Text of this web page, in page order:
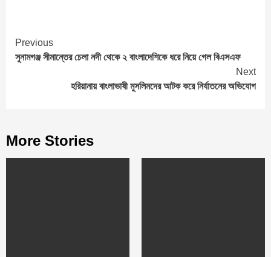
Continue
Reading
Previous
সুনামগঞ্জ সীমান্তের চেলা নদী থেকে ২ বাংলাদেশিকে ধরে নিয়ে গেল বিএসএফ
Next
হরিয়ানায় বাংলাভাষী মুসলিমদের আটক করে নির্যাতনের অভিযোগ
More Stories